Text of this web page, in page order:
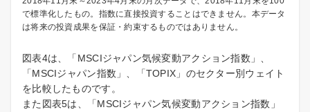
で標準化したもの。指数に直接投資することはできません。本データ
は将来の投資成果を保証・約束するものではありません。
図表4は、「MSCIジャパン気候変動アクション指数」、
「MSCIジャパン指数」、「TOPIX」のセクター別ウェイト
を比較したものです。
また図表5は、「MSCIジャパン気候変動アクション指数」